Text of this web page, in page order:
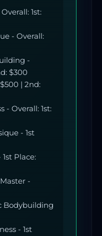
1st:
- Overall:
-
$300
| 2nd:
- Overall: 1st:
- 1st
Place:
-
Bodybuilding
- 1st